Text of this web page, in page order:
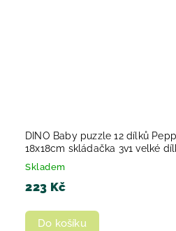
DINO Baby puzzle 12 dílků
18x18cm skládačka 3v1 velké
Skladem
223 Kč
Do košíku